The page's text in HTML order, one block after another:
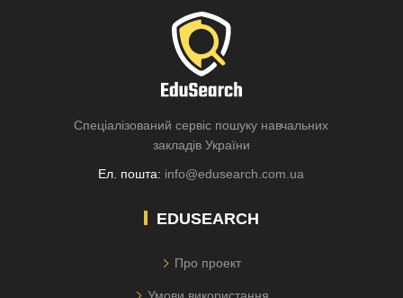
Спеціалізований сервіс пошуку навчальних
закладів України
Ел. пошта: info@edusearch.com.ua
EDUSEARCH
Про проект
Умови використання